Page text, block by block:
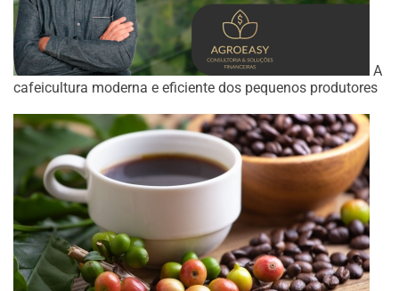
A
cafeicultura moderna e eficiente dos pequenos produtores